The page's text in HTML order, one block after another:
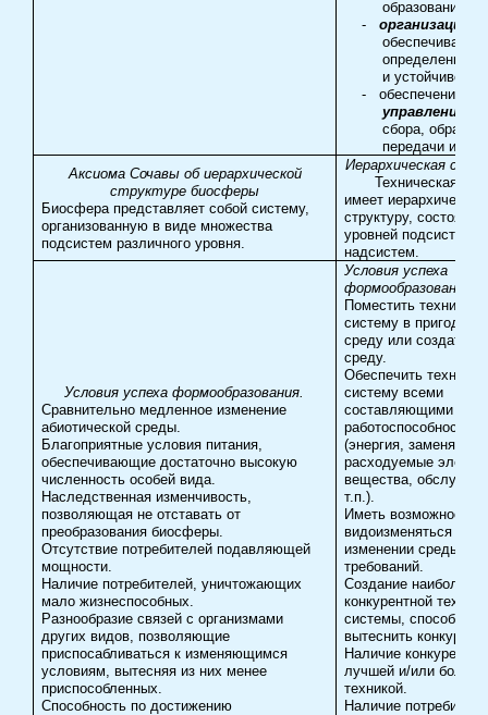
образованию
-
организацией,
определенную
и устойчивость;
-
обеспечением
управления,
сбора,
передачи
Аксиома Сочавы об иерархической
структуре биосферы
Биосфера представляет собой систему,
организованную в виде множества
подсистем различного уровня.
Иерархическая
Техническая
имеет
структуру,
уровней подсистем и
надсистем.
Условия успеха формообразования.
Сравнительно медленное изменение
абиотической среды.
Благоприятные условия питания,
обеспечивающие достаточно высокую
численность особей вида.
Наследственная изменчивость,
позволяющая не отставать от
преобразования биосферы.
Отсутствие потребителей подавляющей
мощности.
Наличие потребителей, уничтожающих
мало жизнеспособных.
Разнообразие связей с организмами
других видов, позволяющие
приспосабливаться к изменяющимся
условиям, вытесняя из них менее
приспособленных.
Способность по достижению
Условия успеха
формообразования
Поместить
систему в
среду или создать
среду.
Обеспечить
систему всеми
составляющими для
работоспособности
(энергия,
расходуемые
вещества,
т.п.).
Иметь возможность
видоизменяться при
изменении среды или
требований.
Создание наиболее
конкурентной
системы, способной
вытеснить
Наличие
лучшей и/или более
техникой.
Наличие